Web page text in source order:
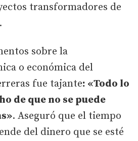
transformadores de
sobre la
o económica del
fue tajante: «Todo lo
de que no se puede
. Aseguró que el tiempo
del dinero que se esté